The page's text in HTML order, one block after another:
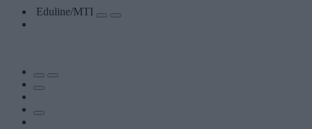
Eduline/MTI